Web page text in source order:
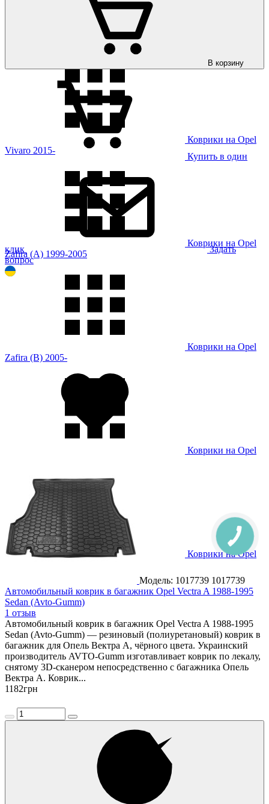
Коврики на Opel
Vivaro 2015-
Коврики на Opel
Zafira (A) 1999-2005
Коврики на Opel
Zafira (B) 2005-
Коврики на Opel
Коврики на Opel
В корзину
Купить в один
клик
Задать
вопрос
Модель: 1017739 1017739
Автомобильный коврик в багажник Opel Vectra A 1988-1995
Sedan (Avto-Gumm)
1 отзыв
Автомобильный коврик в багажник Opel Vectra A 1988-1995
Sedan (Avto-Gumm) — резиновый (полиуретановый) коврик в
багажник для Опель Вектра А, чёрного цвета. Украинский
производитель AVTO-Gumm изготавливает коврик по лекалу,
снятому 3D-сканером непосредственно с багажника Опель
Вектра А. Коврик...
1182грн